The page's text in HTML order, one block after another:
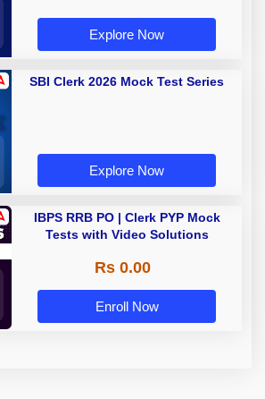
Explore Now
SBI Clerk 2026 Mock Test Series
Explore Now
IBPS RRB PO | Clerk PYP Mock
Tests with Video Solutions
Rs 0.00
Enroll Now